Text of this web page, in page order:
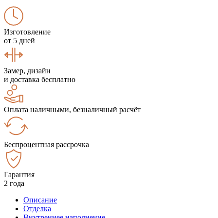
Изготовление
от 5 дней
Замер, дизайн
и доставка бесплатно
Оплата наличными, безналичный расчёт
Беспроцентная рассрочка
Гарантия
2 года
Описание
Отделка